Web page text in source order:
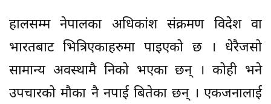
हालसम्म नेपालका अधिकांश संक्रमण विदेश वा
भारतबाट भित्रिएकाहरुमा पाइएको छ । धेरैजसो
सामान्य अवस्थामै निको भएका छन् । कोही भने
उपचारको मौका नै नपाई बितेका छन् । एकजनालाई